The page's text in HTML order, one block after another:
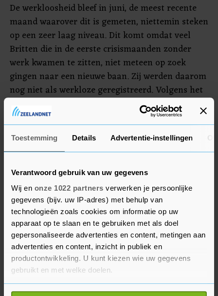
Toestemming Details Advertentie-instellingen
Verantwoord gebruik van uw gegevens
Wij en onze 1022 partners verwerken je persoonlijke
gegevens (bijv. uw IP-adres) met behulp van
technologieën zoals cookies om informatie op uw
apparaat op te slaan en te gebruiken met als doel
gepersonaliseerde advertenties en content, metingen aan
advertenties en content, inzicht in publiek en
productontwikkeling. U kunt kiezen wie uw gegevens
gebruikt en met welke doelen.
Als u het toestaat, willen we ook graag:
De werkloosheid bleef in juni, de meest recente
maand waarover dit is gemeten, niettemin steken
op een zeer laag niveau. Dit komt omdat veel
Britten die in de eerste crisismaanden zonder
werk kwamen te zitten, niet meteen op zoek
gingen naar een nieuwe baan. Zij werden daarom
nog niet als werkloze geregistreerd. Volgens het
statistiekbureau bedroeg de Britse werkeloosheid
in juni 3,8 procent, van 4,1 procent in mei. In het
tweede kwartaal als geheel kwam de
werkloosheid uit op 3,9 procent.